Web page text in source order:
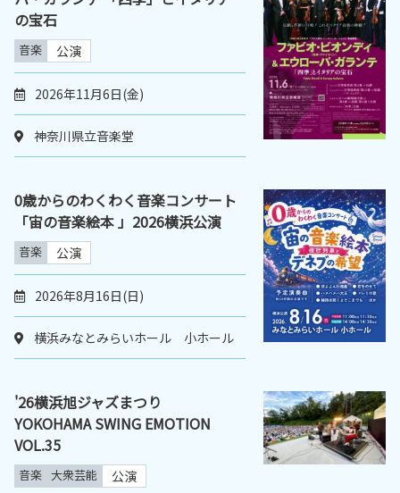
の宝石
音楽 公演
2026年11月6日(金)
神奈川県立音楽堂
0歳からのわくわく音楽コンサート
「宙の音楽絵本 」2026横浜公演
音楽 公演
2026年8月16日(日)
横浜みなとみらいホール 小ホール
'26横浜旭ジャズまつり
YOKOHAMA SWING EMOTION
VOL.35
音楽 大衆芸能 公演